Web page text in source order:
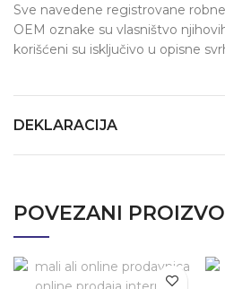
Sve navedene registrovane
OEM oznake su vlasništvo
korišćeni su isključivo u opisne
DEKLARACIJA
POVEZANI